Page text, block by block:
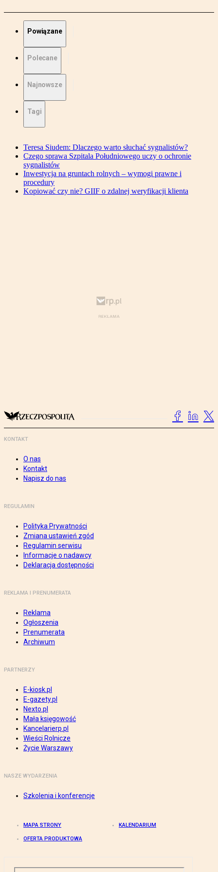
Powiązane
Polecane
Najnowsze
Tagi
Teresa Siudem: Dlaczego warto słuchać sygnalistów?
Czego sprawa Szpitala Południowego uczy o ochronie
sygnalistów
Inwestycja na gruntach rolnych – wymogi prawne i
procedury
Kopiować czy nie? GIIF o zdalnej weryfikacji klienta
KONTAKT
O nas
Kontakt
Napisz do nas
REGULAMIN
Polityka Prywatności
Zmiana ustawień zgód
Regulamin serwisu
Informacje o nadawcy
Deklaracja dostępności
REKLAMA I PRENUMERATA
Reklama
Ogłoszenia
Prenumerata
Archiwum
PARTNERZY
E-kiosk.pl
E-gazety.pl
Nexto.pl
Mała księgowość
Kancelarierp.pl
Wieści Rolnicze
Życie Warszawy
NASZE WYDARZENIA
Szkolenia i konferencje
MAPA STRONY KALENDARIUM
OFERTA PRODUKTOWA